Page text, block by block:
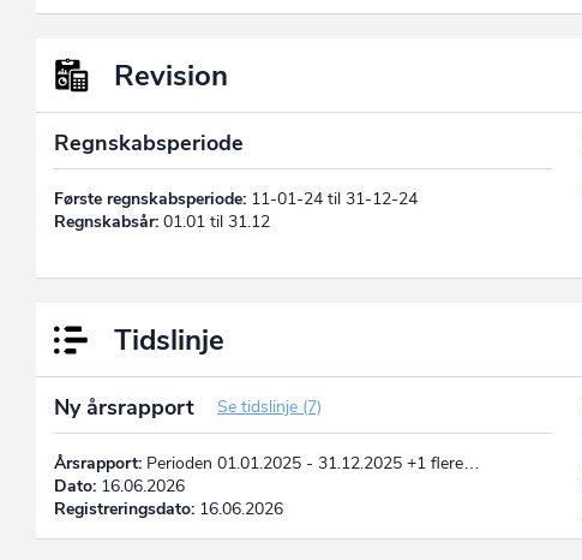
Revision
Regnskabsperiode
Første regnskabsperiode: 11-01-24 til 31-12-24
Regnskabsår: 01.01 til 31.12
Tidslinje
Ny årsrapport Se tidslinje (7)
Årsrapport: Perioden 01.01.2025 - 31.12.2025 +1 flere…
Dato: 16.06.2026
Registreringsdato: 16.06.2026